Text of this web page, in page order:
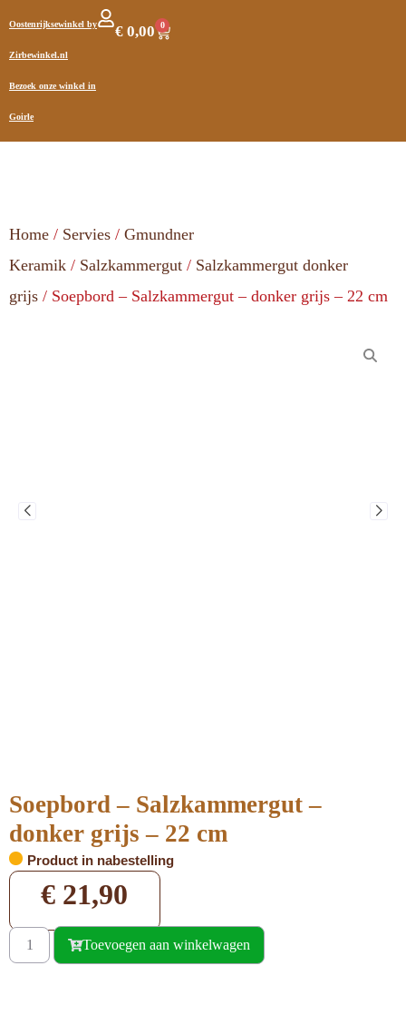
Oostenrijksewinkel by
Zirbewinkel.nl
Bezoek onze winkel in
Goirle
€ 0,00 0
Home / Servies / Gmundner
Keramik / Salzkammergut / Salzkammergut donker
grijs / Soepbord – Salzkammergut – donker grijs – 22 cm
Soepbord – Salzkammergut –
donker grijs – 22 cm
Product in nabestelling
€ 21,90
Toevoegen aan winkelwagen